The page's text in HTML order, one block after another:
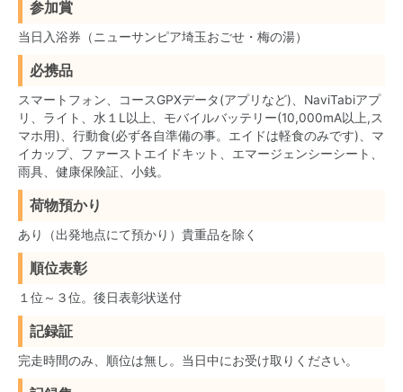
参加賞
当日入浴券（ニューサンピア埼玉おごせ・梅の湯）
必携品
スマートフォン、コースGPXデータ(アプリなど)、NaviTabiアプ
リ、ライト、水１L以上、モバイルバッテリー(10,000mA以上,ス
マホ用)、行動食(必ず各自準備の事。エイドは軽食のみです)、マ
イカップ、ファーストエイドキット、エマージェンシーシート、
雨具、健康保険証、小銭。
荷物預かり
あり（出発地点にて預かり）貴重品を除く
順位表彰
１位～３位。後日表彰状送付
記録証
完走時間のみ、順位は無し。当日中にお受け取りください。